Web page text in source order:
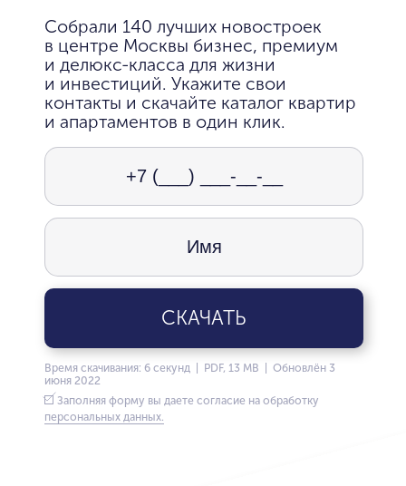
Собрали 140 лучших новостроек
в центре Москвы бизнес, премиум
и делюкс-класса для жизни
и инвестиций. Укажите свои
контакты и скачайте каталог квартир
и апартаментов в один клик.
СКАЧАТЬ
Время скачивания: 6 секунд | PDF, 13 MB | Обновлён 3
июня 2022
Заполняя форму вы даете согласие на обработку
персональных данных.